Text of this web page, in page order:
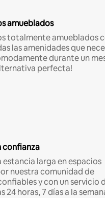
amueblados
totalmente amueblados
las amenidades que
durante un
perfecta!
confianza
estancia larga en espacios
nuestra comunidad de
y con un servicio
24 horas, 7 días a la